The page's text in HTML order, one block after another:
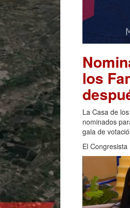
los
La Casa de
nominados
gala de
El Congresista